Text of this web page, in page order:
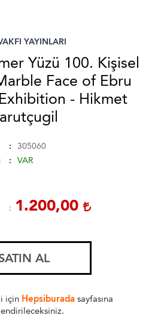
YAYINLARI
Yüzü 100. Kişisel
Face of Ebru
- Hikmet
305060
VAR
1.200,00
AL
için Hepsiburadasayfasına